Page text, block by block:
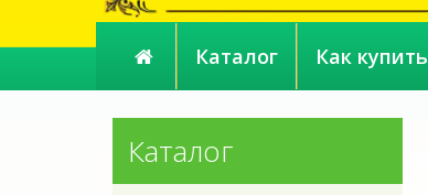
Каталог Как купить
Каталог